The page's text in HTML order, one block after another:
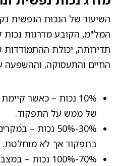
המל"מ, הקובע מדרגות
תדירותה, יכולת
החיים והתעסוקה, וההשפעה
10% נכות – כאשר
של ממש על התפקוד.
30%-50% נכות
בתפקוד אך לא מוחלטת.
70%-100%